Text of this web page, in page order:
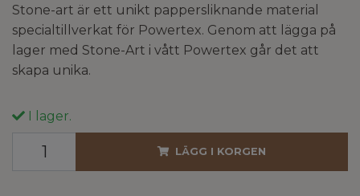
Stone-art är ett unikt pappersliknande material
specialtillverkat för Powertex. Genom att lägga på
lager med Stone-Art i vått Powertex går det att
skapa unika.
I lager.
LÄGG I KORGEN